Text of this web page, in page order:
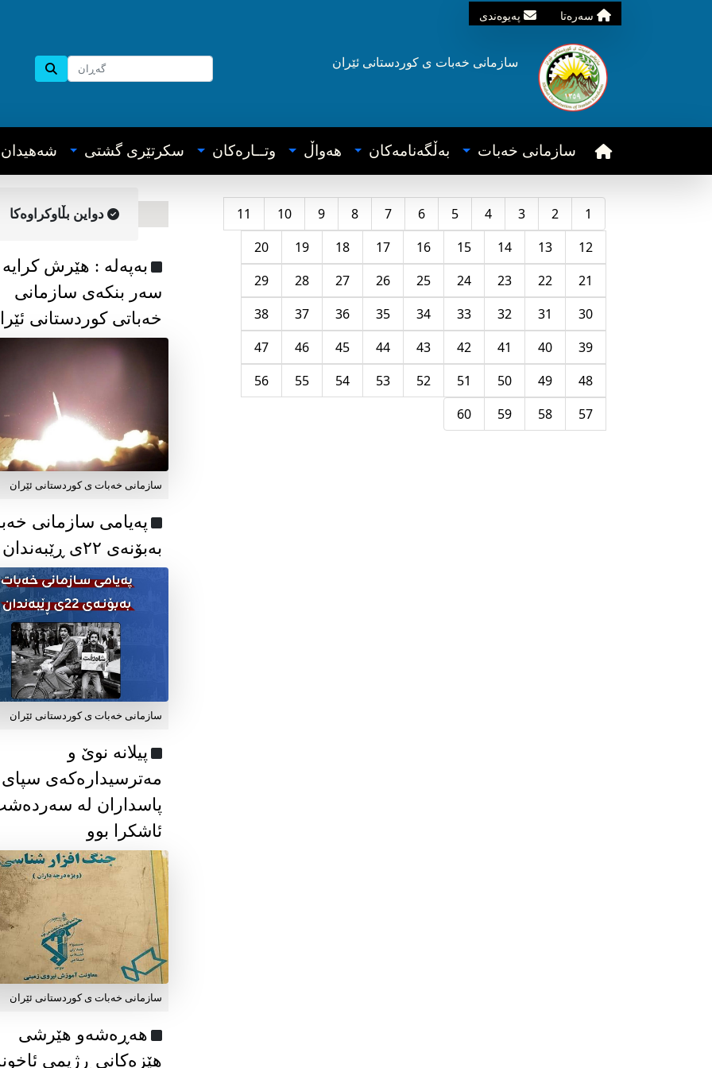
سه‌ره‌تا په‌یوه‌ندی
سازمانی خه‌بات ی کوردستانی ئێران
سازمانی خه‌بات به‌ڵگه‌نامه‌کان هه‌واڵ وتــاره‌کان سکرتێری گشتی شه‌هیدان
1
2
3
4
5
6
7
8
9
10
11
12
13
14
15
16
17
18
19
20
21
22
23
24
25
26
27
28
29
30
31
32
33
34
35
36
37
38
39
40
41
42
43
44
45
46
47
48
49
50
51
52
53
54
55
56
57
58
59
60
دواین بڵاوکراوه‌کا
به‌په‌له‌ : هێرش کرایە
سەر بنکەی سازمانی
خەباتی کوردستانی
سازمانی خەبات ی کوردستانی ئێران
پەیامی سازمانی
بەبۆنەی ۲۲ی ڕێبەندان
سازمانی خەبات ی كوردستانی ئێران
پیلانە نوێ و
مەترسیدارەکەی سپای
پاسداران لە
ئاشکرا بوو
سازمانی خەبات ی كوردستانی ئێران
هەڕەشەو هێرشی
هێزەکانی ڕژیمی